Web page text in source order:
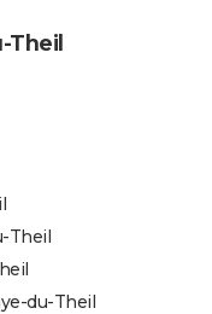
Theil
Theil
du-Theil